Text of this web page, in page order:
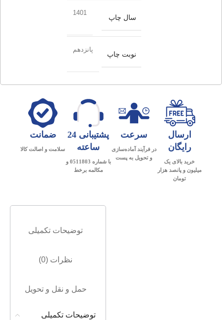
سال چاپ
1401
نوبت چاپ
پانزدهم
ارسال
رایگان
خرید بالای یک
میلیون و پانصد هزار
تومان
سرعت
در فرآیند آماده‌سازی
و تحویل به پست
پشتیبانی 24
ساعته
با شماره 0511803 و
مکالمه برخط
ضمانت
سلامت و اصالت کالا
توضیحات تکمیلی
نظرات (0)
حمل و نقل و تحویل
توضیحات تکمیلی